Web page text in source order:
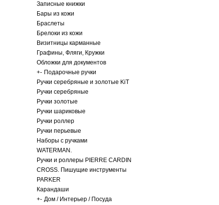
Записные книжки
Бары из кожи
Браслеты
Брелоки из кожи
Визитницы карманные
Графины, Фляги, Кружки
Обложки для документов
+- Подарочные ручки
Ручки серебряные и золотые KiT
Ручки серебряные
Ручки золотые
Ручки шариковые
Ручки роллер
Ручки перьевые
Наборы с ручками
WATERMAN.
Ручки и роллеры PIERRE CARDIN
CROSS. Пишущие инструменты
PARKER
Карандаши
+- Дом / Интерьер / Посуда